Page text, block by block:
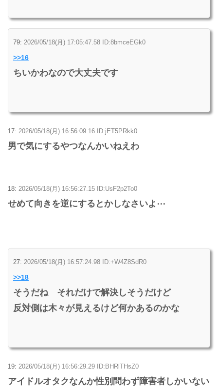
79: 2026/05/18(月) 17:05:47.58 ID:8bmceEGk0
>>16
ちいかわなので大丈夫です
17: 2026/05/18(月) 16:56:09.16 ID:jET5PRkk0
男で気にするやつなんかいねえわ
18: 2026/05/18(月) 16:56:27.15 ID:UsF2p2To0
せめて向きを逆にするとかしなさいよ⋯
27: 2026/05/18(月) 16:57:24.98 ID:+W4Z8SdR0
>>18
そうだね それだけで解決しそうだけど
反対側は木々が見えるけど何かあるのかな
19: 2026/05/18(月) 16:56:29.29 ID:BHRlTHsZ0
アイドルオタクなんか性別問わず障害者しかいない